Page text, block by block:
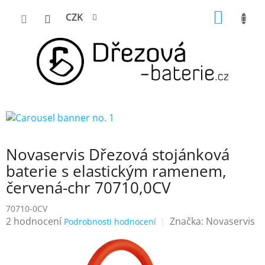
CZK
Novaservis Dřezová stojánková
baterie s elastickým ramenem,
červená-chr 70710,0CV
70710-0CV
Průměrné
2 hodnocení Podrobnosti hodnocení Značka: Novaservis